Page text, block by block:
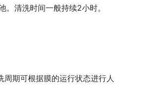
清洗时间一般持续2小时。
期可根据膜的运行状态进行人